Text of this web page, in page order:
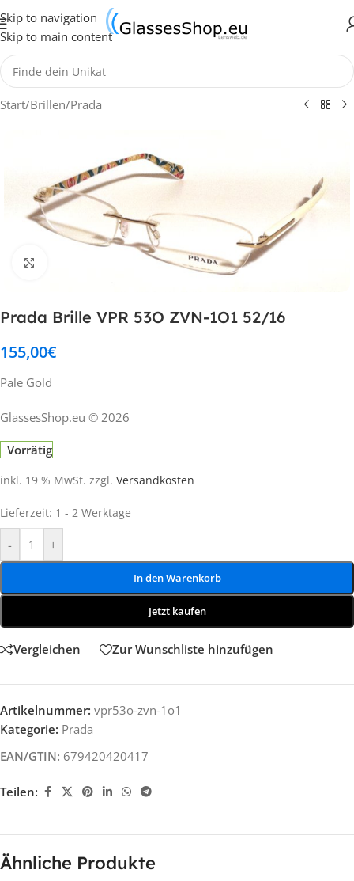
Skip to navigation
Skip to main content
Start/Brillen/Prada
Klick zum Vergrößern
Prada Brille VPR 53O ZVN-1O1 52/16
155,00€
Pale Gold
GlassesShop.eu © 2026
Vorrätig
inkl. 19 % MwSt. zzgl. Versandkosten
Lieferzeit: 1 - 2 Werktage
- +
In den Warenkorb
Jetzt kaufen
Vergleichen Zur Wunschliste hinzufügen
Artikelnummer: vpr53o-zvn-1o1
Kategorie: Prada
EAN/GTIN: 679420420417
Teilen:
Ähnliche Produkte